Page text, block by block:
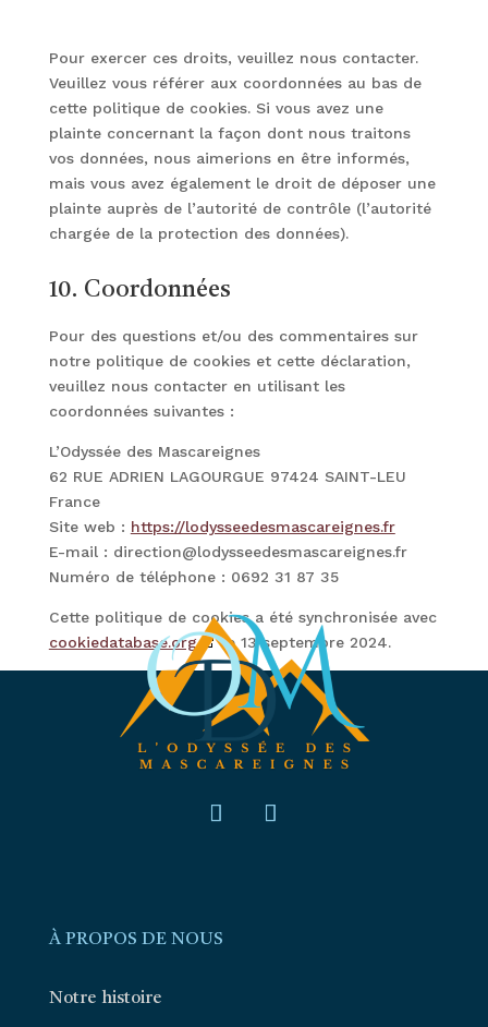
Pour exercer ces droits, veuillez nous contacter.
Veuillez vous référer aux coordonnées au bas de
cette politique de cookies. Si vous avez une
plainte concernant la façon dont nous traitons
vos données, nous aimerions en être informés,
mais vous avez également le droit de déposer une
plainte auprès de l’autorité de contrôle (l’autorité
chargée de la protection des données).
10. Coordonnées
Pour des questions et/ou des commentaires sur
notre politique de cookies et cette déclaration,
veuillez nous contacter en utilisant les
coordonnées suivantes :
L’Odyssée des Mascareignes
62 RUE ADRIEN LAGOURGUE 97424 SAINT-LEU
France
Site web : https://lodysseedesmascareignes.fr
E-mail : direction@lodysseedesmascareignes.fr
Numéro de téléphone : 0692 31 87 35
Cette politique de cookies a été synchronisée avec
cookiedatabase.org
le 13 septembre 2024.
À PROPOS DE NOUS
Notre histoire